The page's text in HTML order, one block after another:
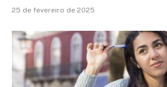
25 de fevereiro de 2025